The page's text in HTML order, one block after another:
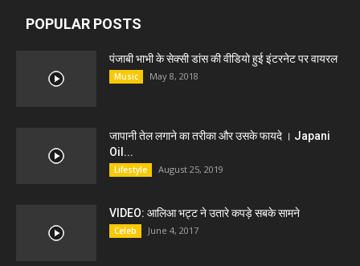
POPULAR POSTS
पंजाबी भाभी के सेक्सी डांस की वीडियो हुई इंटरनेट पर वायरल
Music May 8, 2018
जापानी तेल लगाने का तरीका और उसके फायदे । Japani
Oil...
Lifestyle August 25, 2019
VIDEO: आलिआ भट्ट ने उतारे कपड़े सबके सामने
Celeb June 4, 2017